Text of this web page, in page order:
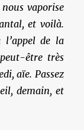
vaporise
et voilà.
l’appel de la
être très
aïe. Passez
demain, et